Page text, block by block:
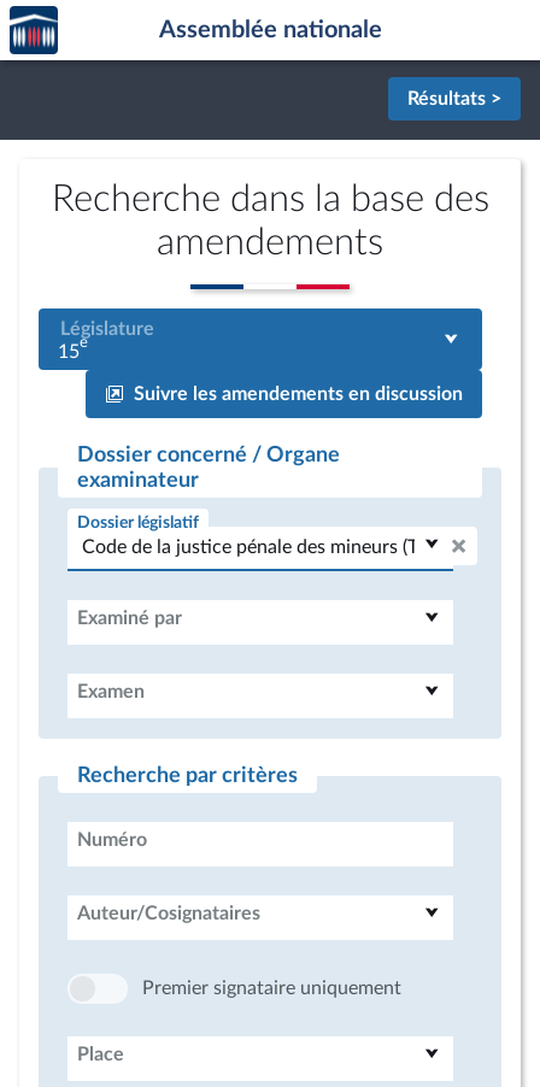
Aller au contenu
Aller en bas de la page
Accèder
à la
page
Assemblée nationale
Résultats >
Recherche dans la base des
amendements
Législature
15e
Suivre les amendements en discussion
Dossier concerné / Organe
examinateur
Dossier législatif
Examiné par
Examen
Recherche par critères
Numéro
Auteur/Cosignataires
Premier signataire uniquement
Place